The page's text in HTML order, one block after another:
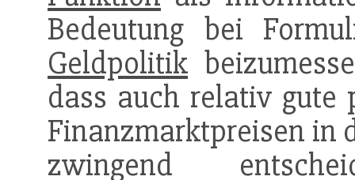
Bedeutung bei
Geldpolitik
dass auch relativ gute
Finanzmarktpreisen in
zwingend